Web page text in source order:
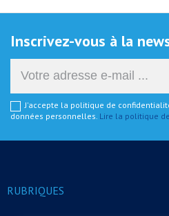
Inscrivez-vous à la
J'accepte la politique de
données personnelles. Lire la politique
RUBRIQUES